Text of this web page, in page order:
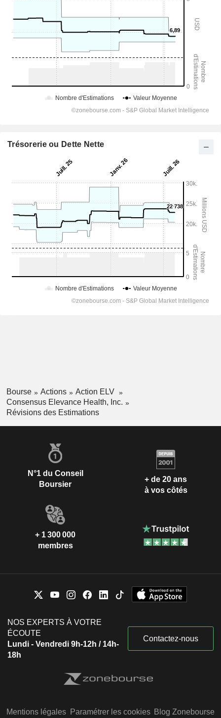
Trésorerie ou Dette Nette
Bourse Actions
Action ELV
Consensus Elevance Health, Inc.
Révisions des Estimations
N°1 du Conseil
Boursier
+ de 20 ans
à vos côtés
+ 1 300 000
membres
NOS EXPERTS À VOTRE
ÉCOUTE
Lundi - Vendredi 9h-12h / 14h-
18h
Contactez-nous
Mentions légales Paramétrer les cookies Blog Zonebourse